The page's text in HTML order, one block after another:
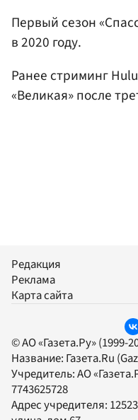
Первый сезон
в 2020 году.
Ранее стриминг Hulu
«Великая» после
Редакция
Реклама
Карта сайта
© АО «Газета.Ру» (1999-
Название: Газета.Ru
Учредитель:АО
7743625728
Адрес учредителя: